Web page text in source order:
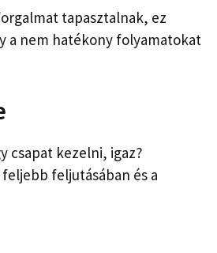
tapasztalnak, ez
a nem hatékony folyamatokat
csapat kezelni, igaz?
feljutásában és a